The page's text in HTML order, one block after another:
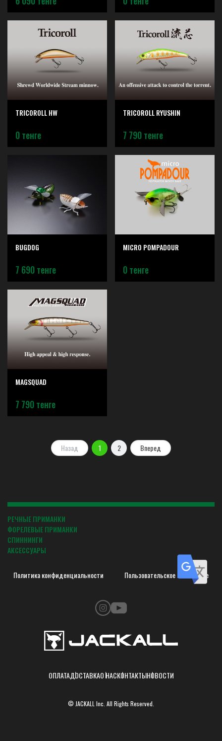
TRICOROLL HW
0 тенге
TRICOROLL RYUSHIN
7 790 тенге
BUGDOG
7 690 тенге
MICRO POMPADOUR
0 тенге
MAGSQUAD
7 790 тенге
Назад 1 2 Вперед
РЕЧНЫЕ ПРИМАНКИ
ФОРЕЛЕВЫЕ ПРИМАНКИ
СПИННИНГИ
АКСЕССУАРЫ
Политика конфиденциальности Пользовательское соглашение
ОПЛАТАДОСТАВКАО НАСКОНТАКТЫНОВОСТИ
© JACKALL Inc. All Rights Reserved.